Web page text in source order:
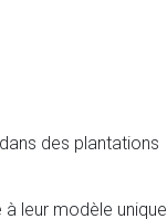
des plantations
leur modèle unique